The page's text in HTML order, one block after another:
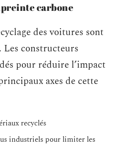
carbone
des voitures sont
Les constructeurs
pour réduire l’impact
axes de cette
recyclés
industriels pour limiter les